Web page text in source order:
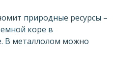
природные ресурсы –
коре в
В металлолом можно